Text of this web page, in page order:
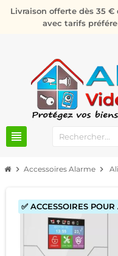
Livraison offerte dès 35 €
avec tarifs
view_headline
chevron_right Accessoires Alarme chevron_right
✅ ACCESSOIRES